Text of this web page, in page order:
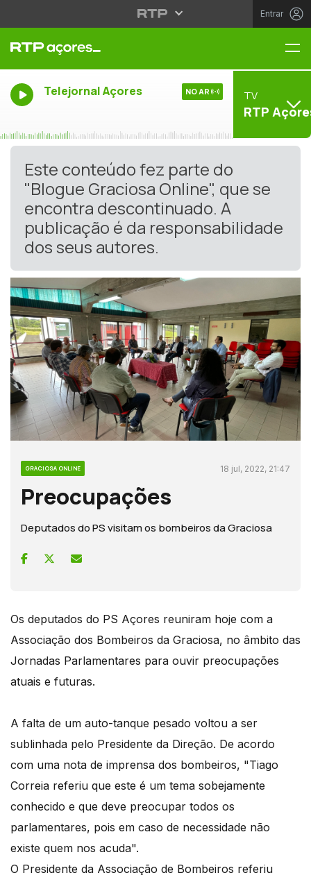
Entrar
Telejornal Açores NO AR TV
RTP
Este conteúdo fez parte do
"Blogue Graciosa Online", que se
encontra descontinuado. A
publicação é da responsabilidade
dos seus autores.
GRACIOSA ONLINE 18 jul, 2022, 21:47
Preocupações
Deputados do PS visitam os bombeiros da Graciosa
Os deputados do PS Açores reuniram hoje com a
Associação dos Bombeiros da Graciosa, no âmbito das
Jornadas Parlamentares para ouvir preocupações
atuais e futuras.
A falta de um auto-tanque pesado voltou a ser
sublinhada pelo Presidente da Direção. De acordo
com uma nota de imprensa dos bombeiros, "Tiago
Correia referiu que este é um tema sobejamente
conhecido e que deve preocupar todos os
parlamentares, pois em caso de necessidade não
existe quem nos acuda".
O Presidente da Associação de Bombeiros referiu